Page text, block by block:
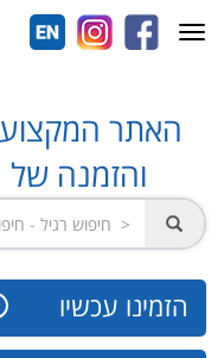
האתר
והזמנה של
הזמינו עכשיו
Toggle
navigation